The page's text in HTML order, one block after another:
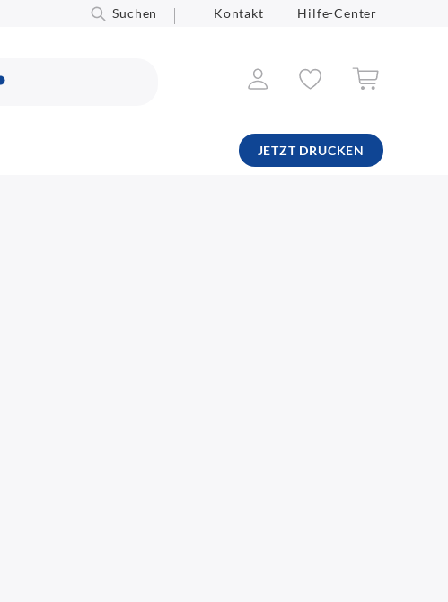
Suchen Kontakt Hilfe-Center
JETZT DRUCKEN